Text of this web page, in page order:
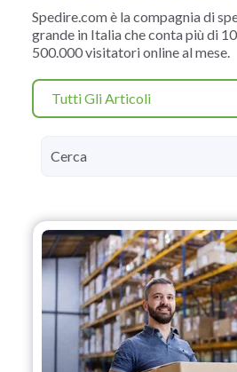
Spedire.com è la compagnia di
grande in Italia che conta più di
500.000 visitatori online al mese.
Tutti Gli Articoli